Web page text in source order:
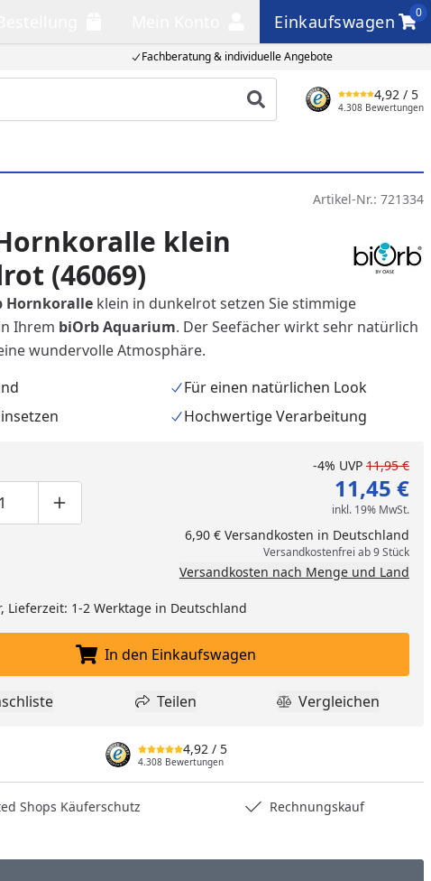
Fachberatung & individuelle Angebote
Einkaufswagen
0
Einkaufswagen
Produkt suchen
4,92 / 5
4.308 Bewertungen
Artikel-Nr.: 721334
klein
(46069)
Hornkoralle klein in dunkelrot setzen Sie stimmige
Ihrem biOrb Aquarium. Der Seefächer wirkt sehr natürlich
wundervolle Atmosphäre.
Für einen natürlichen Look
Hochwertige Verarbeitung
um eins verringern
Produktmenge manuell eingeben
Produktmenge um eins erhöhen
-4% UVP 11,95 €
11,45 €
inkl. 19% MwSt.
6,90 € Versandkosten in Deutschland
Versandkostenfrei ab 9 Stück
Versandkosten nach Menge und Land
Lieferzeit: 1-2 Werktage in Deutschland
In den Einkaufswagen legen
In den Einkaufswagen
Produkt zur Wunschliste hinzufügen
Teilen
Teilen Produkt
Vergleichen
4,92 / 5
4.308 Bewertungen
Shops Käuferschutz Rechnungskauf